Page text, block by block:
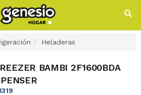
Heladeras
BAMBI 2F1600BDA